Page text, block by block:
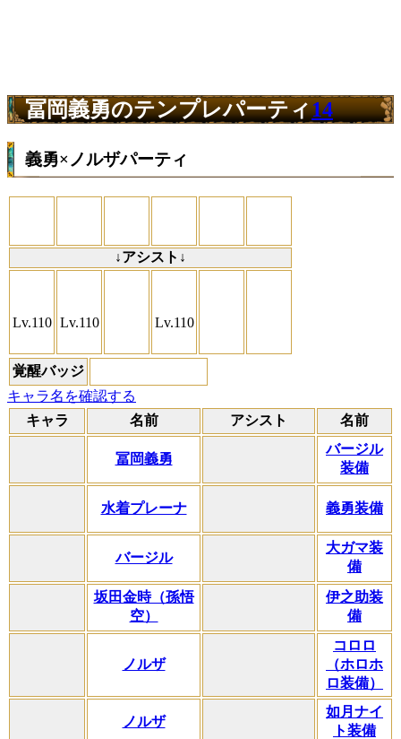
冨岡義勇のテンプレパーティ14
義勇×ノルザパーティ
↓アシスト↓
Lv.110 Lv.110 Lv.110
覚醒バッジ
キャラ名を確認する
キャラ
名前 アシスト 名前
冨岡義勇
バージル
装備
水着プレーナ 義勇装備
バージル
大ガマ装
備
坂田金時（孫悟
空）
伊之助装
備
ノルザ
コロロ
（ホロホ
ロ装備）
ノルザ
如月ナイ
ト装備